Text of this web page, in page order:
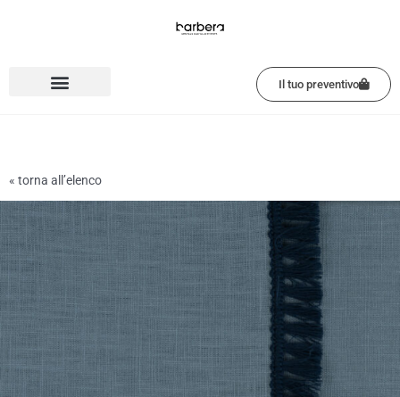
Il tuo preventivo
« torna all’elenco